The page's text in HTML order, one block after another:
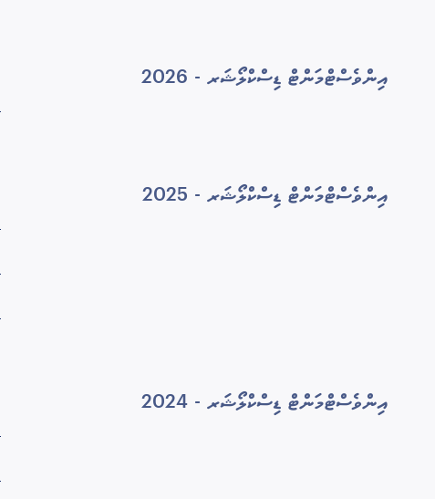
އިންވެސްޓްމަންޓް ޑިސްކްލޯޝަރ - 2026
އިންވެސްޓްމަންޓް ޑިސްކްލޯޝަރ - 2025
އިންވެސްޓްމަންޓް ޑިސްކްލޯޝަރ - 2024